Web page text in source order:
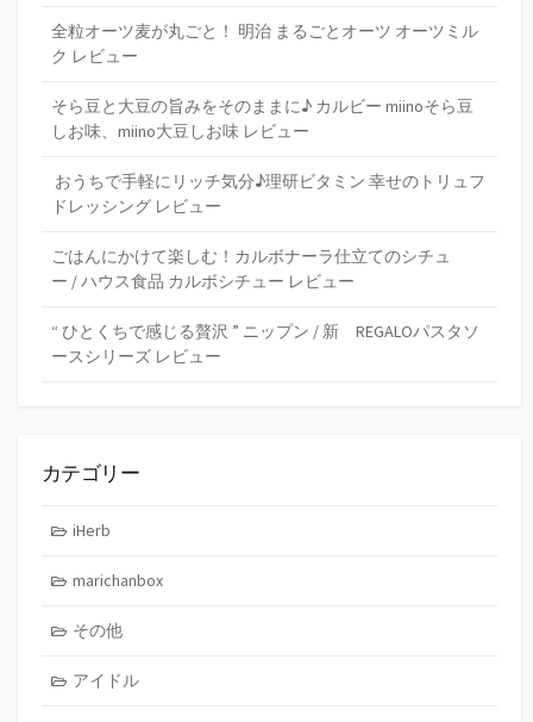
全粒オーツ麦が丸ごと！ 明治 まるごとオーツ オーツミル
ク レビュー
そら豆と大豆の旨みをそのままに♪ カルビー miinoそら豆
しお味、miino大豆しお味 レビュー
おうちで手軽にリッチ気分♪理研ビタミン 幸せのトリュフ
ドレッシング レビュー
ごはんにかけて楽しむ！カルボナーラ仕立てのシチュ
ー / ハウス食品 カルボシチュー レビュー
“ ひとくちで感じる贅沢 ” ニップン / 新 REGALOパスタソ
ースシリーズ レビュー
カテゴリー
iHerb
marichanbox
その他
アイドル